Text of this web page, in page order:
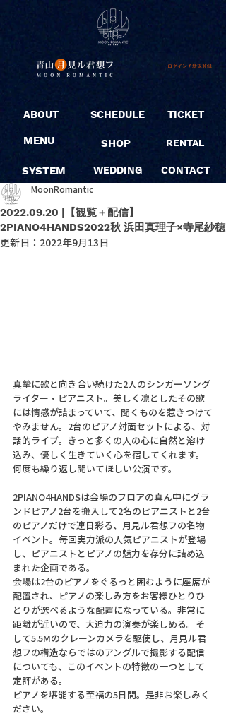
ログイン / 新規登録
ABOUT
MENU
SYSTEM
SCHEDULE
SHOP
WEDDING
TICKET
RENTAL
CONTACT
2022.09.20 |【観覧＋配信】
2PIANO4HANDS2022秋 浜田真理子×寺尾紗穂
MoonRomantic
更新日： 2022年9月13日
真摯に歌と向き合い続けた2人のシンガーソング
ライター・ピアニスト。美しく凛としたその歌
には情感が詰まっていて、聞くものを惹きつけて
やみません。2台のピアノ対面セットによる、対
話的ライブ。きっと多くの人の心に自然と溶け
込み、優しく生きていく心を宿してくれます。
何度も繰り返し聞いてほしい公演です。
2PIANO4HANDSは会場のフロアの真ん中にグラ
ンドピアノ2台を搬入して2名のピアニストと2台
のピアノだけで連日彩る、月見ル君想フの名物
イベント。毎回実力派の人気ピアニストが登場
し、ピアニストとピアノの魅力を存分に詰め込
まれた企画である。
会場は2台のピアノをぐるっと囲むように座席が
配置され、ピアノの楽しみ方をお客様ひとりひ
とりが選べるような配置になっている。非常に
距離が近いので、大迫力の演奏が楽しめる。そ
して5.5Mのクレーンカメラを駆使し、月見ル君
想フの構造ならではのアングルで撮影する配信
についても、このイベントの特徴の一つとして
定評がある。
ピアノを堪能する至福の5日間。是非お楽しみく
ださい。